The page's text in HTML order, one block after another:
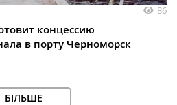
86
концессию
в порту Черноморск
БІЛЬШЕ